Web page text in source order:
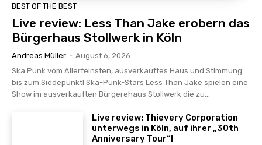
BEST OF THE BEST
Live review: Less Than Jake erobern das
Bürgerhaus Stollwerk in Köln
Andreas Müller - August 6, 2026
Ska Punk vom Allerfeinsten, ausverkauftes Haus und Stimmung
bis zum Siedepunkt! Ska-Punk-Stars Less Than Jake spielen eine
Show im ausverkauften Bürgerehaus Stollwerk die zu...
Live review: Thievery Corporation
unterwegs in Köln, auf ihrer „30th
Anniversary Tour“!